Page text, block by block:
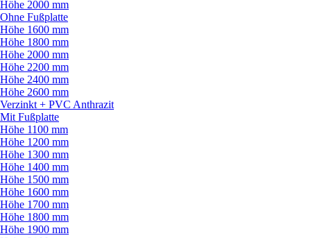
Höhe 2000 mm
Ohne Fußplatte
Höhe 1600 mm
Höhe 1800 mm
Höhe 2000 mm
Höhe 2200 mm
Höhe 2400 mm
Höhe 2600 mm
Verzinkt + PVC Anthrazit
Mit Fußplatte
Höhe 1100 mm
Höhe 1200 mm
Höhe 1300 mm
Höhe 1400 mm
Höhe 1500 mm
Höhe 1600 mm
Höhe 1700 mm
Höhe 1800 mm
Höhe 1900 mm